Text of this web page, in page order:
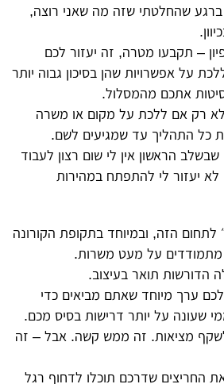
שהחלטתי שזה מה שאני רוצה,
– תקבעו מטרה, זה יעזור לכם
על אפשרויות שהן בסיכון גבוה יותר
אתכם מהמסלול.
לא רק אם ללכת על מקום או משרה
כל התהליך עד שמגיעים לשם.
הראשון אין לי שום רצון לעבוד
לא יעזור לי להתפתח במהירות
לתחום הזה, ובמיוחד בתקופת הקורונה
מתמודדים על מעט משרות.
הדורשות תואר בעיצוב.
ערך מיוחד שאתם מביאים כדי
שעונה על יותר דרישות בסיס מכם.
מציאות. זה ממש קשה. אבל – זה
החריצים שדרכם תוכלו לדחוף רגל